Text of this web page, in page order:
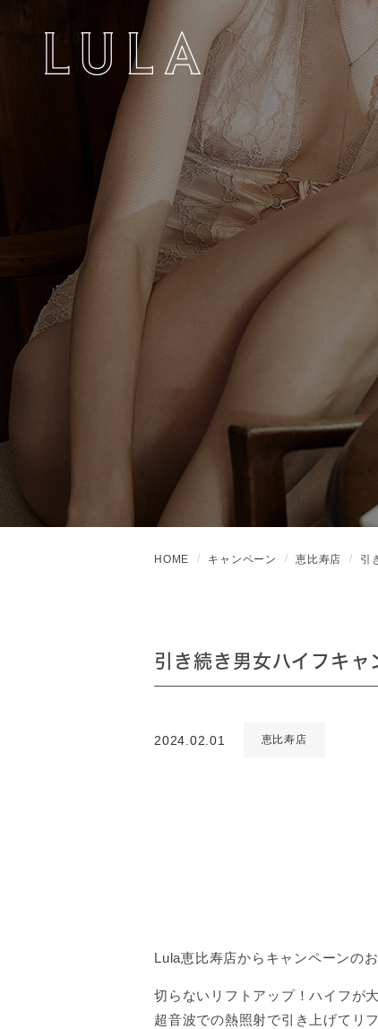
HOME キャンペーン 恵比寿店 引
引き続き男女ハイフキ
2024.02.01 恵比寿店
Lula恵比寿店からキャンペーンの
切らないリフトアップ！ハイフが
超音波での熱照射で引き上げてリ